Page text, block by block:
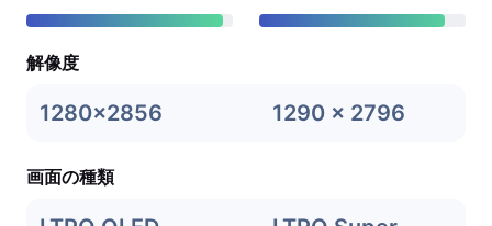
解像度
1280x2856 1290 x 2796
画面の種類